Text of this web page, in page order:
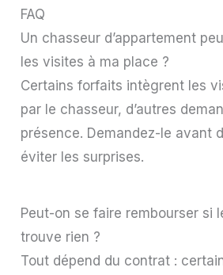
FAQ
Un chasseur d’appartement
les visites à ma place ?
Certains forfaits intègrent les
par le chasseur, d’autres
présence. Demandez-le avant
éviter les surprises.
Peut-on se faire rembourser si
trouve rien ?
Tout dépend du contrat :